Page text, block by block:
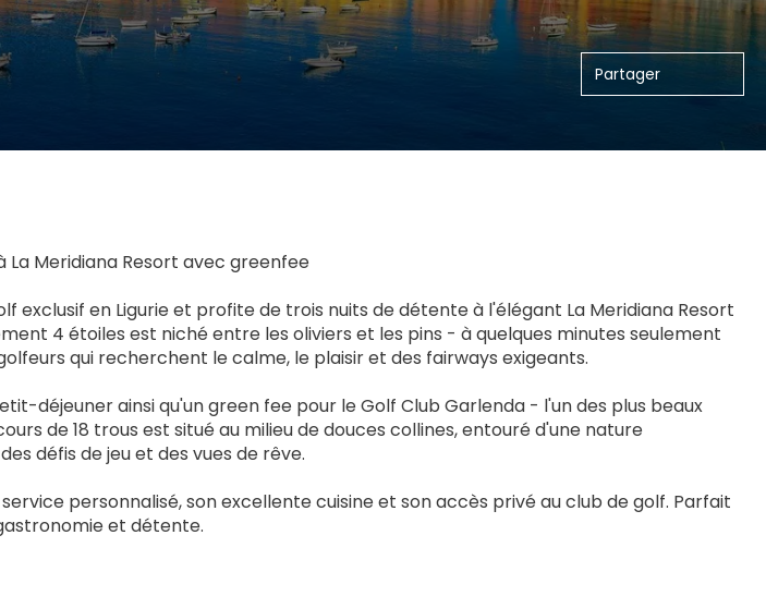
Partager
La Meridiana Resort avec greenfee
exclusif en Ligurie et profite de trois nuits de détente à l'élégant La Meridiana Resort
4 étoiles est niché entre les oliviers et les pins - à quelques minutes seulement
qui recherchent le calme, le plaisir et des fairways exigeants.
déjeuner ainsi qu'un green fee pour le Golf Club Garlenda - l'un des plus beaux
de 18 trous est situé au milieu de douces collines, entouré d'une nature
défis de jeu et des vues de rêve.
personnalisé, son excellente cuisine et son accès privé au club de golf. Parfait
et détente.